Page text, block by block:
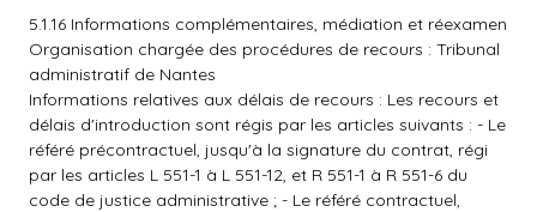
5.1.16 Informations complémentaires, médiation et réexamen
Organisation chargée des procédures de recours : Tribunal
administratif de Nantes
Informations relatives aux délais de recours : Les recours et
délais d'introduction sont régis par les articles suivants : - Le
référé précontractuel, jusqu'à la signature du contrat, régi
par les articles L 551-1 à L 551-12, et R 551-1 à R 551-6 du
code de justice administrative ; - Le référé contractuel,